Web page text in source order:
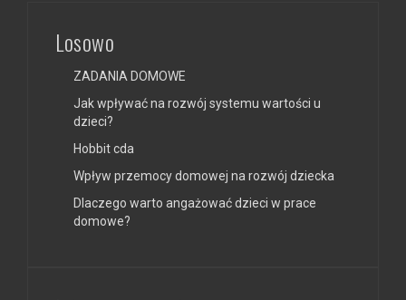
Losowo
ZADANIA DOMOWE
Jak wpływać na rozwój systemu wartości u
dzieci?
Hobbit cda
Wpływ przemocy domowej na rozwój dziecka
Dlaczego warto angażować dzieci w prace
domowe?